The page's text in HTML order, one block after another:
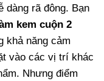
dàng rã đông. Bạn
kem cuộn 2
khả năng cảm
vào các vị trí khác
Nhưng điểm